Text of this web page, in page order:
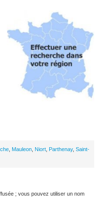
Mauleon Niort Parthenay, Saint-
; vous pouvez utiliser un nom